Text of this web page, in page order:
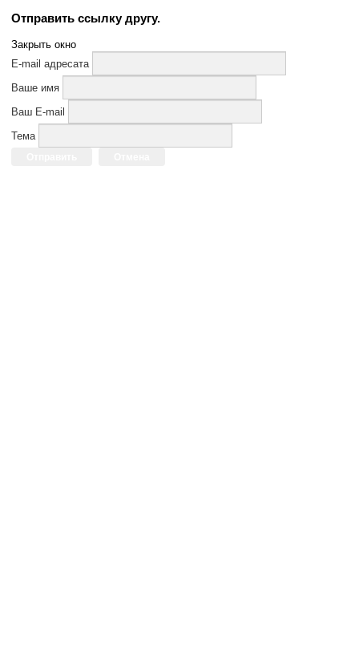
Отправить ссылку другу.
Закрыть окно
E-mail адресата
Ваше имя
Ваш E-mail
Тема